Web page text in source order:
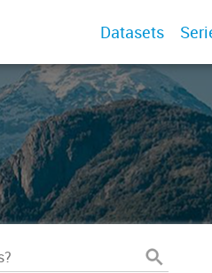
Datasets